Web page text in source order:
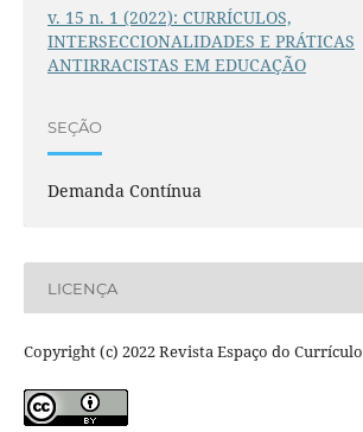
v. 15 n. 1 (2022): CURRÍCULOS,
INTERSECCIONALIDADES E PRÁTICAS
ANTIRRACISTAS EM EDUCAÇÃO
SEÇÃO
Demanda Contínua
LICENÇA
Copyright (c) 2022 Revista Espaço do Currículo